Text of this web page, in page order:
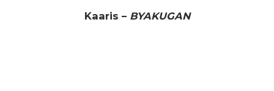
Kaaris – BYAKUGAN